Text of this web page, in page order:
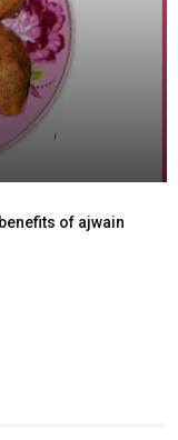
of ajwain